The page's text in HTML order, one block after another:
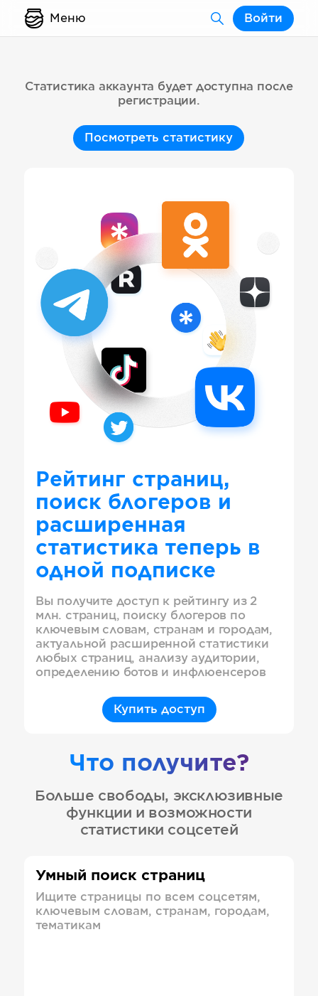
Меню Войти
Статистика аккаунта будет доступна после
регистрации.
Посмотреть статистику
Рейтинг страниц,
поиск блогеров и
расширенная
статистика теперь в
одной подписке
Вы получите доступ к рейтингу из 2
млн. страниц, поиску блогеров по
ключевым словам, странам и городам,
актуальной расширенной статистики
любых страниц, анализу аудитории,
определению ботов и инфлюенсеров
Купить доступ
Что получите?
Больше свободы, эксклюзивные
функции и возможности
статистики соцсетей
Умный поиск страниц
Ищите страницы по всем соцсетям,
ключевым словам, странам, городам,
тематикам